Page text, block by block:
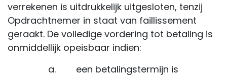
verrekenen is uitdrukkelijk uitgesloten, tenzij
Opdrachtnemer in staat van faillissement
geraakt. De volledige vordering tot betaling is
onmiddellijk opeisbaar indien:
​ a. een betalingstermijn is